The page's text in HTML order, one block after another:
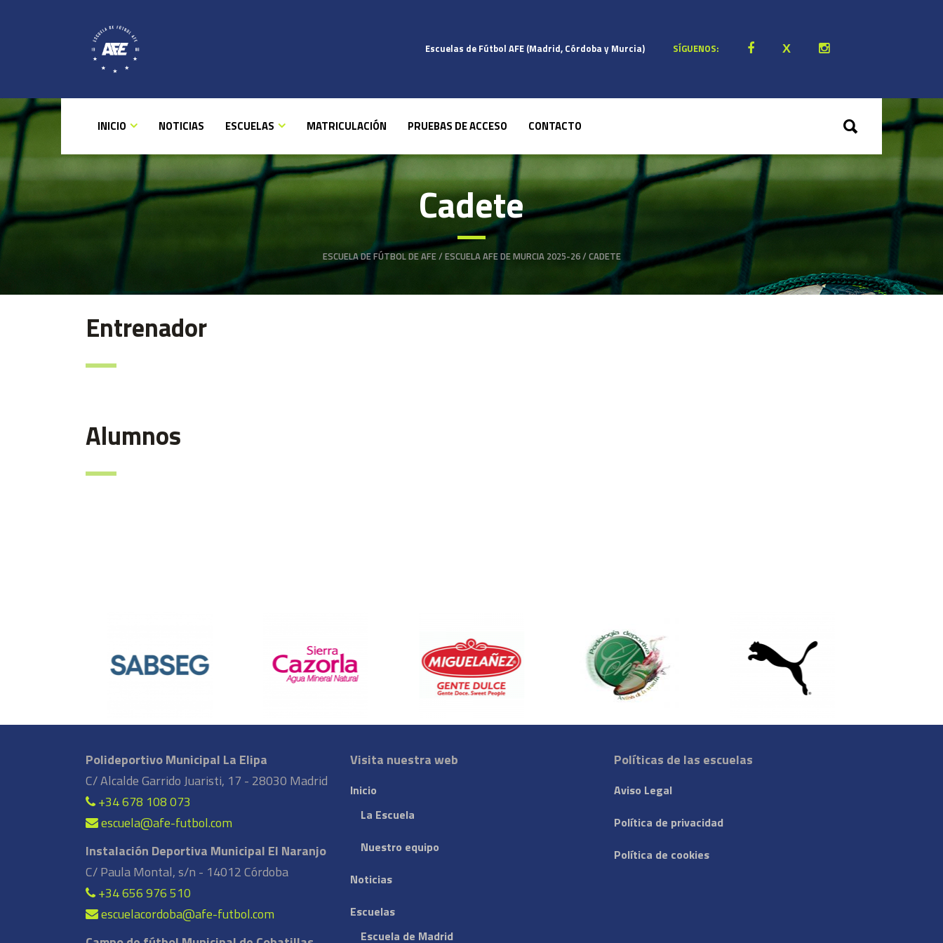
Escuelas de Fútbol AFE (Madrid, Córdoba y Murcia) SÍGUENOS:
INICIO NOTICIAS ESCUELAS MATRICULACIÓN PRUEBAS DE ACCESO CONTACTO
Cadete
ESCUELA DE FÚTBOL DE AFE/ ESCUELA AFE DE MURCIA 2025-26/ CADETE
Entrenador
Alumnos
Polideportivo Municipal La Elipa
C/ Alcalde Garrido Juaristi, 17 - 28030 Madrid
+34 678 108 073
escuela@afe-futbol.com
Instalación Deportiva Municipal El Naranjo
C/ Paula Montal, s/n - 14012 Córdoba
+34 656 976 510
escuelacordoba@afe-futbol.com
Visita nuestra web
Inicio
La Escuela
Nuestro equipo
Noticias
Escuelas
Escuela de Madrid
Políticas de las escuelas
Aviso Legal
Política de privacidad
Política de cookies